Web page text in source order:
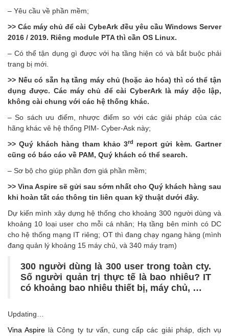
– Yêu cầu về phần mềm;
>> Các máy chủ để cài CybeArk đều yêu cầu Windows Server
2016 / 2019. Riêng module PTA thì cần OS Linux.
– Có thể tận dụng gì được với hạ tầng hiện có và bắt buộc phải
trang bị mới.
>> Nếu có sẵn hạ tầng máy chủ (hoặc ảo hóa) thì có thể tận
dụng được. Các máy chủ để cài CyberArk là máy độc lập,
không cài chung với các hệ thống khác.
– So sách ưu điểm, nhược điểm so với các giải pháp của các
hãng khác vê hệ thống PIM- Cyber-Ask này;
>> Quý khách hàng tham khảo 3rd
report gửi kèm. Gartner
cũng có báo cáo về PAM, Quý khách có thể search.
– Sơ bộ cho giúp phần đơn giá phần mềm;
>> Vina Aspire sẽ gửi sau sớm nhất cho Quý khách hàng sau
khi hoàn tất các thông tin liên quan kỹ thuật dưới đây.
Dự kiến mình xây dựng hệ thống cho khoảng 300 người dùng và
khoảng 10 loại user cho mỗi cá nhân; Hạ tầng bên mình có DC
cho hệ thống mạng IT riêng; OT thì đang chạy ngang hàng (mình
đang quản lý khoảng 15 máy chủ, và 340 máy trạm)
300 người dùng là 300 user trong toàn cty.
Số người quản trị thực tế là bao nhiêu? IT
có khoảng bao nhiêu thiết bị, máy chủ, …
Updating…
Vina Aspire là Công ty tư vấn, cung cấp các giải pháp, dịch vụ